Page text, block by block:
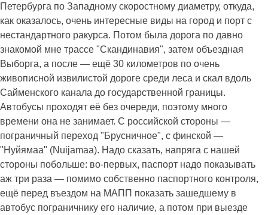
Петербурга по Западному скоростному диаметру, откуда,
как оказалось, очень интересные виды на город и порт с
нестандартного ракурса. Потом была дорога по давно
знакомой мне трассе "Скандинавия", затем объездная
Выборга, а после — ещё 30 километров по очень
живописной извилистой дороге среди леса и скал вдоль
Сайменского канала до государственной границы.
Автобусы проходят её без очереди, поэтому много
времени она не занимает. С российской стороны —
пограничный переход "Брусничное", с финской —
"Нуйямаа" (Nuijamaa). Надо сказать, напряга с нашей
стороны побольше: во-первых, паспорт надо показывать
аж три раза — помимо собственно паспортного контроля,
ещё перед въездом на МАПП показать зашедшему в
автобус пограничнику его наличие, а потом при выезде